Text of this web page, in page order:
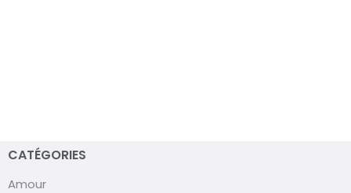
CATÉGORIES
Amour